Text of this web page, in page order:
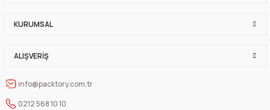
info@packtory.com.tr
0212 568 10 10
KURUMSAL
ALIŞVERIŞ